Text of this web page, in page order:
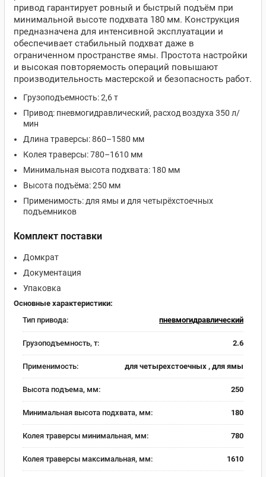
привод гарантирует ровный и быстрый подъём при
минимальной высоте подхвата 180 мм. Конструкция
предназначена для интенсивной эксплуатации и
обеспечивает стабильный подхват даже в
ограниченном пространстве ямы. Простота настройки
и высокая повторяемость операций повышают
производительность мастерской и безопасность работ.
Грузоподъемность: 2,6 т
Привод: пневмогидравлический, расход воздуха 350 л/
мин
Длина траверсы: 860–1580 мм
Колея траверсы: 780–1610 мм
Минимальная высота подхвата: 180 мм
Высота подъёма: 250 мм
Применимость: для ямы и для четырёхстоечных
подъемников
Комплект поставки
Домкрат
Документация
Упаковка
Основные характеристики:
Тип привода:
пневмогидравлический
Грузоподъемность, т: 2.6
Применимость: для четырехстоечных , для ямы
Высота подъема, мм: 250
Минимальная высота подхвата, мм: 180
Колея траверсы минимальная, мм: 780
Колея траверсы максимальная, мм: 1610